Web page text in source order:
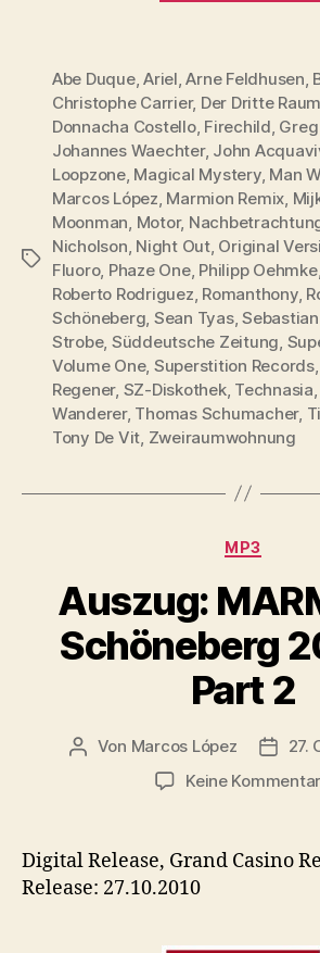
Schlagwörter
Abe Duque,Ariel ,Arne Feldhusen
Christophe Carrier, Der Dritte Raum
Donnacha Costello, Firechild
Johannes Waechter, John
Loopzone, Magical Mystery, Man
Marcos López Marmion Remix
Moonman Motor,
Nicholson Night Out, Original
Fluoro, Phaze One, Philipp Oehmke,
Roberto Rodriguez Romanthony,
Schöneberg Sean Tyas,
Strobe, Süddeutsche Zeitung
Volume One, Superstition Records
Regener, SZ-Diskothek, Technasia
Wanderer, Thomas Schumacher,
Tony De Vit Zweiraumwohnung
MP3
Auszug:
Schöneberg
Part 2
Beitragsautor
Von Marcos López
27.
Keine
Digital Release, Grand Casino
Release: 27.10.2010